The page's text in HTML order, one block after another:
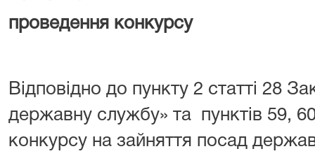
проведення конкурсу
Відповідно до пункту 2 статті 28
державну службу» та пунктів 59,
конкурсу на зайняття посад